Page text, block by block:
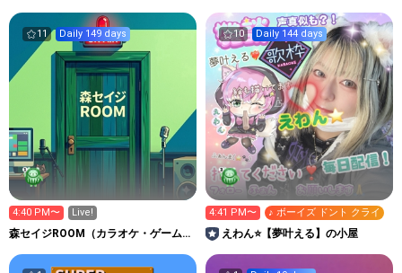
11 Daily 149 days
4:40 PM〜 Live!
森セイジROOM（カラオケ・ゲーム配
10 Daily 144 days
4:41 PM〜 ♪ ボーイズ ドント クライ
えわん⭐️【夢叶える】の小屋